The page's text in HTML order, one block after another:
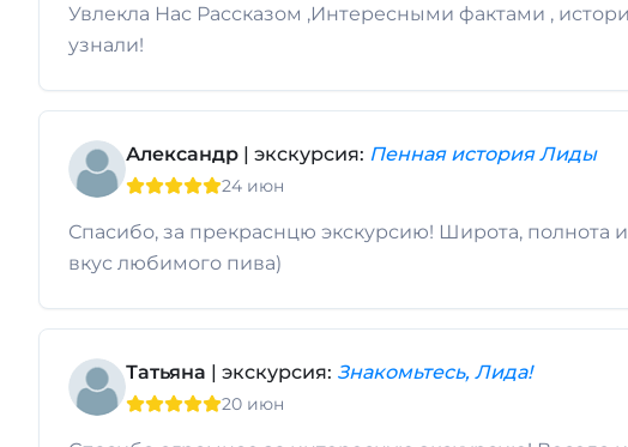
Увлекла Нас Рассказом ,Интересными фактами ,
узнали!
Александр | экскурсия: Пенная история Лиды
24 июн
Спасибо, за прекраснцю экскурсию! Широта,
вкус любимого пива)
Татьяна | экскурсия: Знакомьтесь, Лида!
20 июн